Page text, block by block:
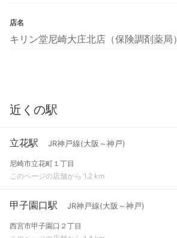
店名
キリン堂尼崎大庄北店（保険調剤薬局）
近くの駅
立花駅 JR神戸線(大阪～神戸)
尼崎市立花町１丁目
このページの店舗から 1.2 km
甲子園口駅 JR神戸線(大阪～神戸)
西宮市甲子園口２丁目